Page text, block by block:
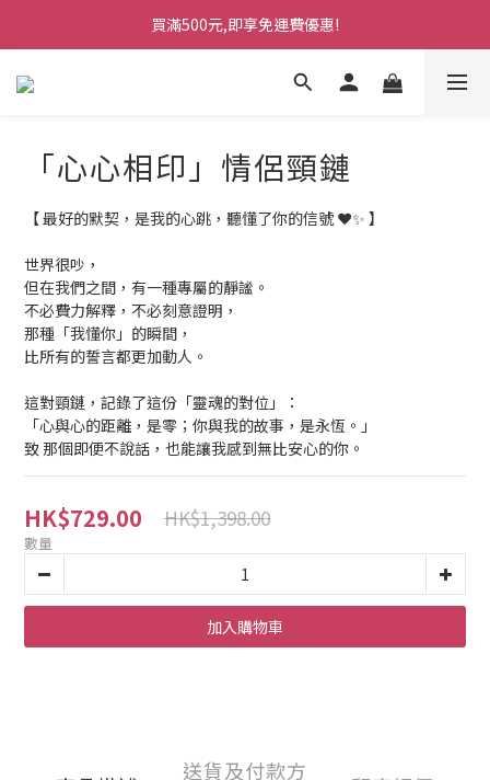
買滿500元,即享免運費優惠!
「心心相印」情侶頸鏈
【 最好的默契，是我的心跳，聽懂了你的信號 ❤️✨ 】
世界很吵，
但在我們之間，有一種專屬的靜謐。
不必費力解釋，不必刻意證明，
那種「我懂你」的瞬間，
比所有的誓言都更加動人。
這對頸鏈，記錄了這份「靈魂的對位」：
「心與心的距離，是零；你與我的故事，是永恆。」
致 那個即便不說話，也能讓我感到無比安心的你。
HK$729.00 HK$1,398.00
數量
加入購物車
送貨及付款方